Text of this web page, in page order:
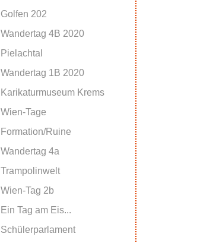
Golfen 202
Wandertag 4B 2020
Pielachtal
Wandertag 1B 2020
Karikaturmuseum Krems
Wien-Tage
Formation/Ruine
Wandertag 4a
Trampolinwelt
Wien-Tag 2b
Ein Tag am Eis...
Schülerparlament